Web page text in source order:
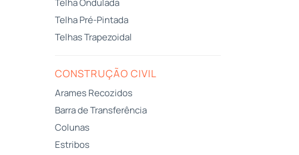
Telha Ondulada
Telha Pré-Pintada
Telhas Trapezoidal
CONSTRUÇÃO CIVIL
Arames Recozidos
Barra de Transferência
Colunas
Estribos